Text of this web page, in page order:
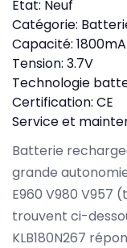
État: Neuf
Catégorie:
Capacité:
Tension: 3.7V
Technologie
Certification: CE
Service et
Batterie
grande
E960 V980 V957
trouvent ci-
KLB180N267